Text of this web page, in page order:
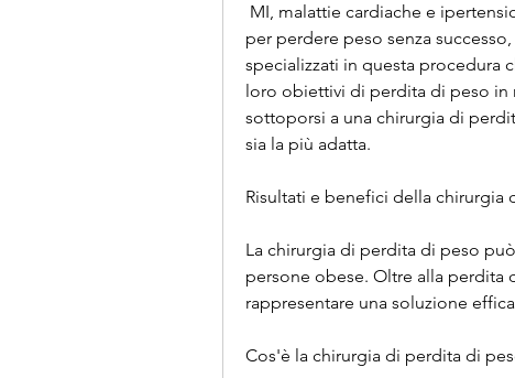
per perdere peso senza
specializzati in questa procedura
loro obiettivi di perdita di peso in
sottoporsi a una chirurgia di
sia la più adatta.
Risultati e benefici della chirurgia
La chirurgia di perdita di peso
persone obese. Oltre alla
rappresentare una soluzione
Cos'è la chirurgia di perdita di